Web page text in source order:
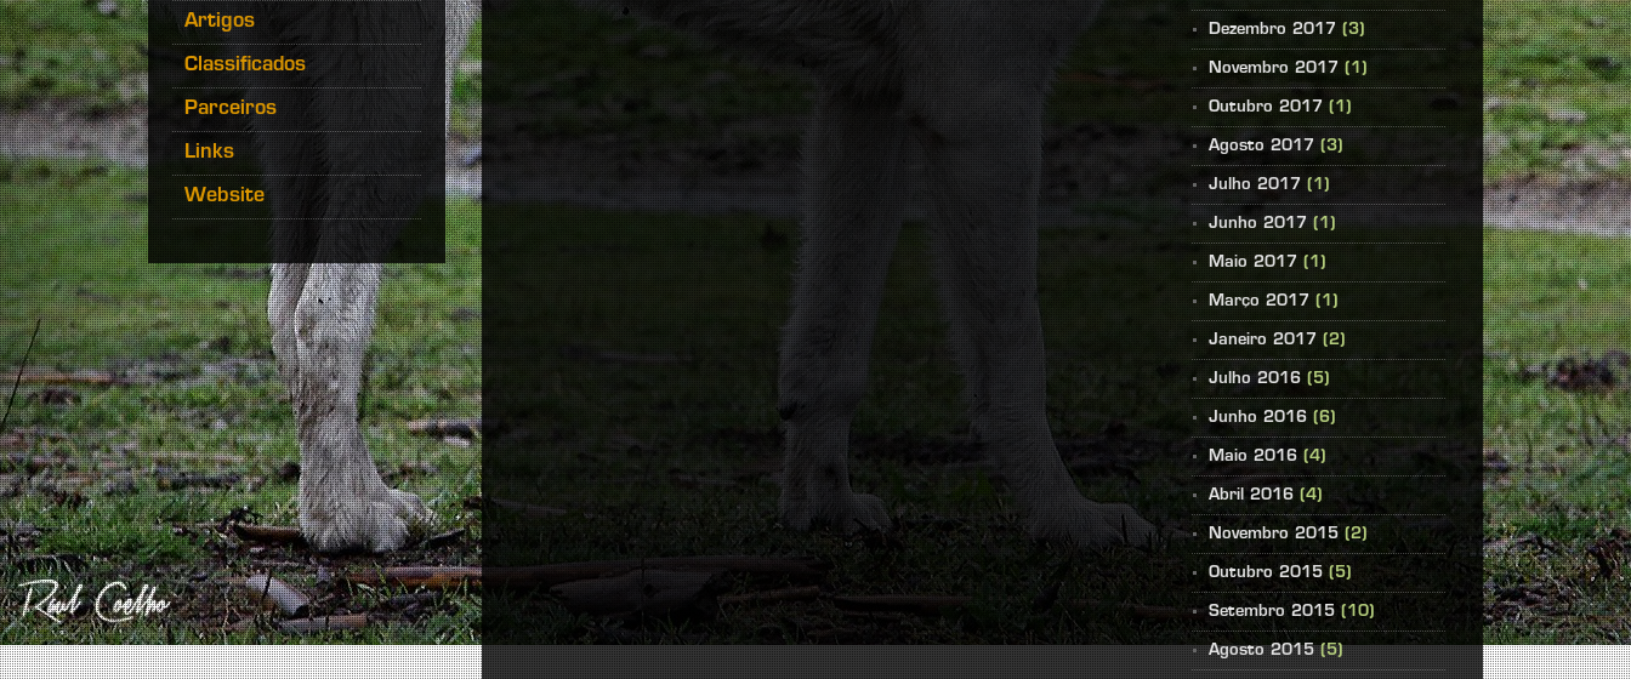
Artigos
Classificados
Parceiros
Links
Website
Dezembro 2017 (3)
Novembro 2017 (1)
Outubro 2017 (1)
Agosto 2017 (3)
Julho 2017 (1)
Junho 2017 (1)
Maio 2017 (1)
Março 2017 (1)
Janeiro 2017 (2)
Julho 2016 (5)
Junho 2016 (6)
Maio 2016 (4)
Abril 2016 (4)
Novembro 2015 (2)
Outubro 2015 (5)
Setembro 2015 (10)
Agosto 2015(5)